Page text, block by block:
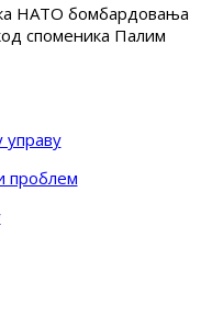
НАТО бомбардовања
споменика Палим
управу
проблем